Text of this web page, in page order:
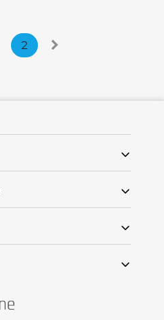
2